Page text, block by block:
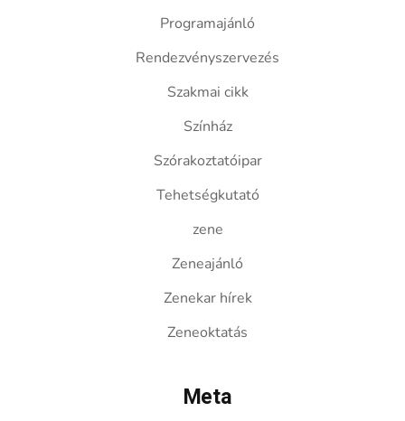
Programajánló
Rendezvényszervezés
Szakmai cikk
Színház
Szórakoztatóipar
Tehetségkutató
zene
Zeneajánló
Zenekar hírek
Zeneoktatás
Meta